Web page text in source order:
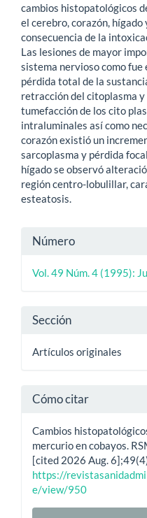
cambios histopatológicos
el cerebro, corazón, hígado
consecuencia de la
Las lesiones de mayor
sistema nervioso como fue
pérdida total de la
retracción del citoplasma
tumefacción de los cito
intraluminales así como
corazón existió un
sarcoplasma y pérdida
hígado se observó
región centro-lobulillar,
esteatosis.
Detalles
del
Número
Vol. 49 Núm. 4 (1995):
Sección
Artículos originales
Cómo citar
Cambios
mercurio en cobayos.
[cited 2026 Aug.
https://
e/view/950